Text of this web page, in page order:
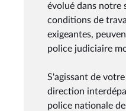
évolué dans notre
conditions de
exigeantes,
police judiciaire
S'agissant de
direction
police nationale